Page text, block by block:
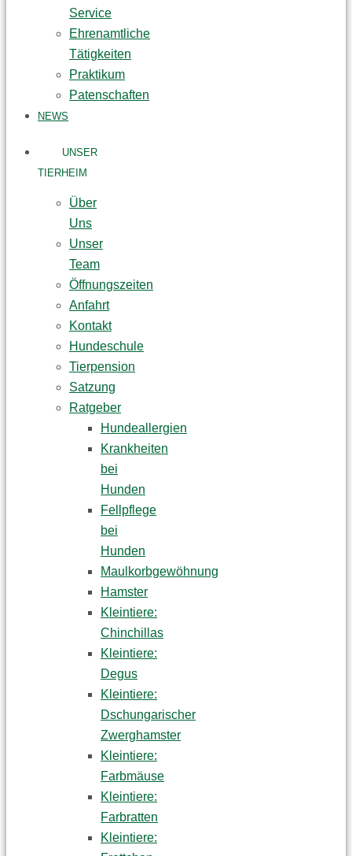
Service
Ehrenamtliche
Tätigkeiten
Praktikum
Patenschaften
NEWS
UNSER
TIERHEIM
Über
Uns
Unser
Team
Öffnungszeiten
Anfahrt
Kontakt
Hundeschule
Tierpension
Satzung
Ratgeber
Hundeallergien
Krankheiten
bei
Hunden
Fellpflege
bei
Hunden
Maulkorbgewöhnung
Hamster
Kleintiere:
Chinchillas
Kleintiere:
Degus
Kleintiere:
Dschungarischer
Zwerghamster
Kleintiere:
Farbmäuse
Kleintiere:
Farbratten
Kleintiere: